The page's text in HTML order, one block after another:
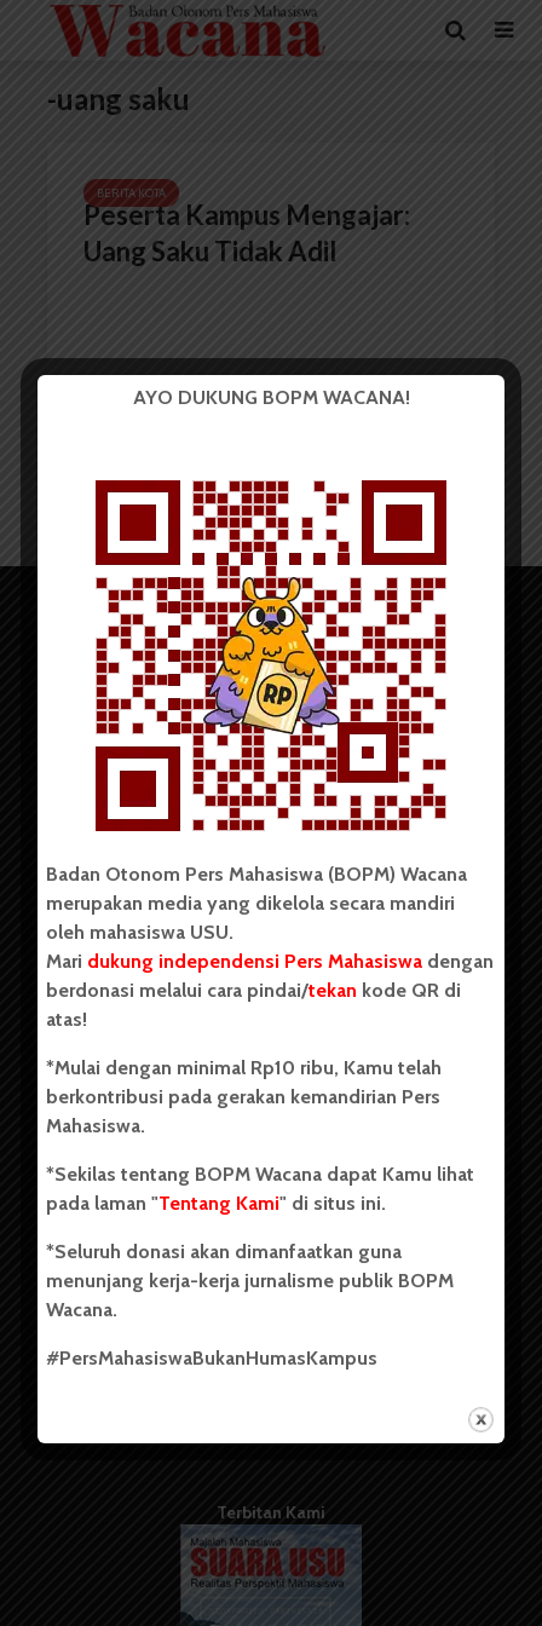
-uang saku
BERITA KOTA
Peserta Kampus Mengajar:
Uang Saku Tidak Adil
Copyright © 2023. All rights reserved BOPM WACANA.
Badan Otonom Pers Mahasiswa (BOPM) Wacana merupakan
pers mahasiswa yang berdiri di luar kampus dan dikelola
secara mandiri oleh mahasiswa Universitas Sumatera Utara
(USU). Sebelumnya BOPM Wacana merupakan salah satu
Unit Kegiatan Mahasiswa (UKM) di Universitas Sumatera
berdiri pada 1 Juli 1995.
Kontribusi
Info Iklan
Pedoman Media Siber
Kode Etik Jurnalistik
Terbitan Kami
AYO DUKUNG BOPM WACANA!
Badan Otonom Pers Mahasiswa (BOPM) Wacana
merupakan media yang dikelola secara mandiri
oleh mahasiswa USU.
Mari dukung independensi Pers Mahasiswa dengan
berdonasi melalui cara pindai/tekan kode QR di
atas!
*Mulai dengan minimal Rp10 ribu, Kamu telah
berkontribusi pada gerakan kemandirian Pers
Mahasiswa.
*Sekilas tentang BOPM Wacana dapat Kamu lihat
pada laman "Tentang Kami" di situs ini.
*Seluruh donasi akan dimanfaatkan guna
menunjang kerja-kerja jurnalisme publik BOPM
Wacana.
#PersMahasiswaBukanHumasKampus